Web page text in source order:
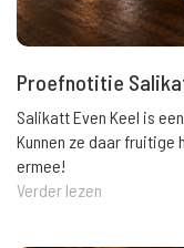
Proefnotitie
Salikatt Even Keel is
Kunnen ze daar fruitige
ermee!
Verder lezen